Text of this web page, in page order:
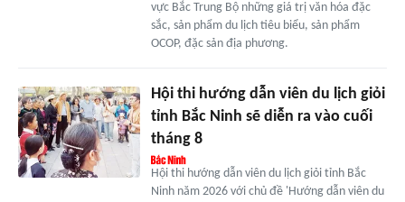
vực Bắc Trung Bộ những giá trị văn hóa đặc
sắc, sản phẩm du lịch tiêu biểu, sản phẩm
OCOP, đặc sản địa phương.
Hội thi hướng dẫn viên du lịch giỏi
tỉnh Bắc Ninh sẽ diễn ra vào cuối
tháng 8
Hội thi hướng dẫn viên du lịch giỏi tỉnh Bắc
Ninh năm 2026 với chủ đề 'Hướng dẫn viên du